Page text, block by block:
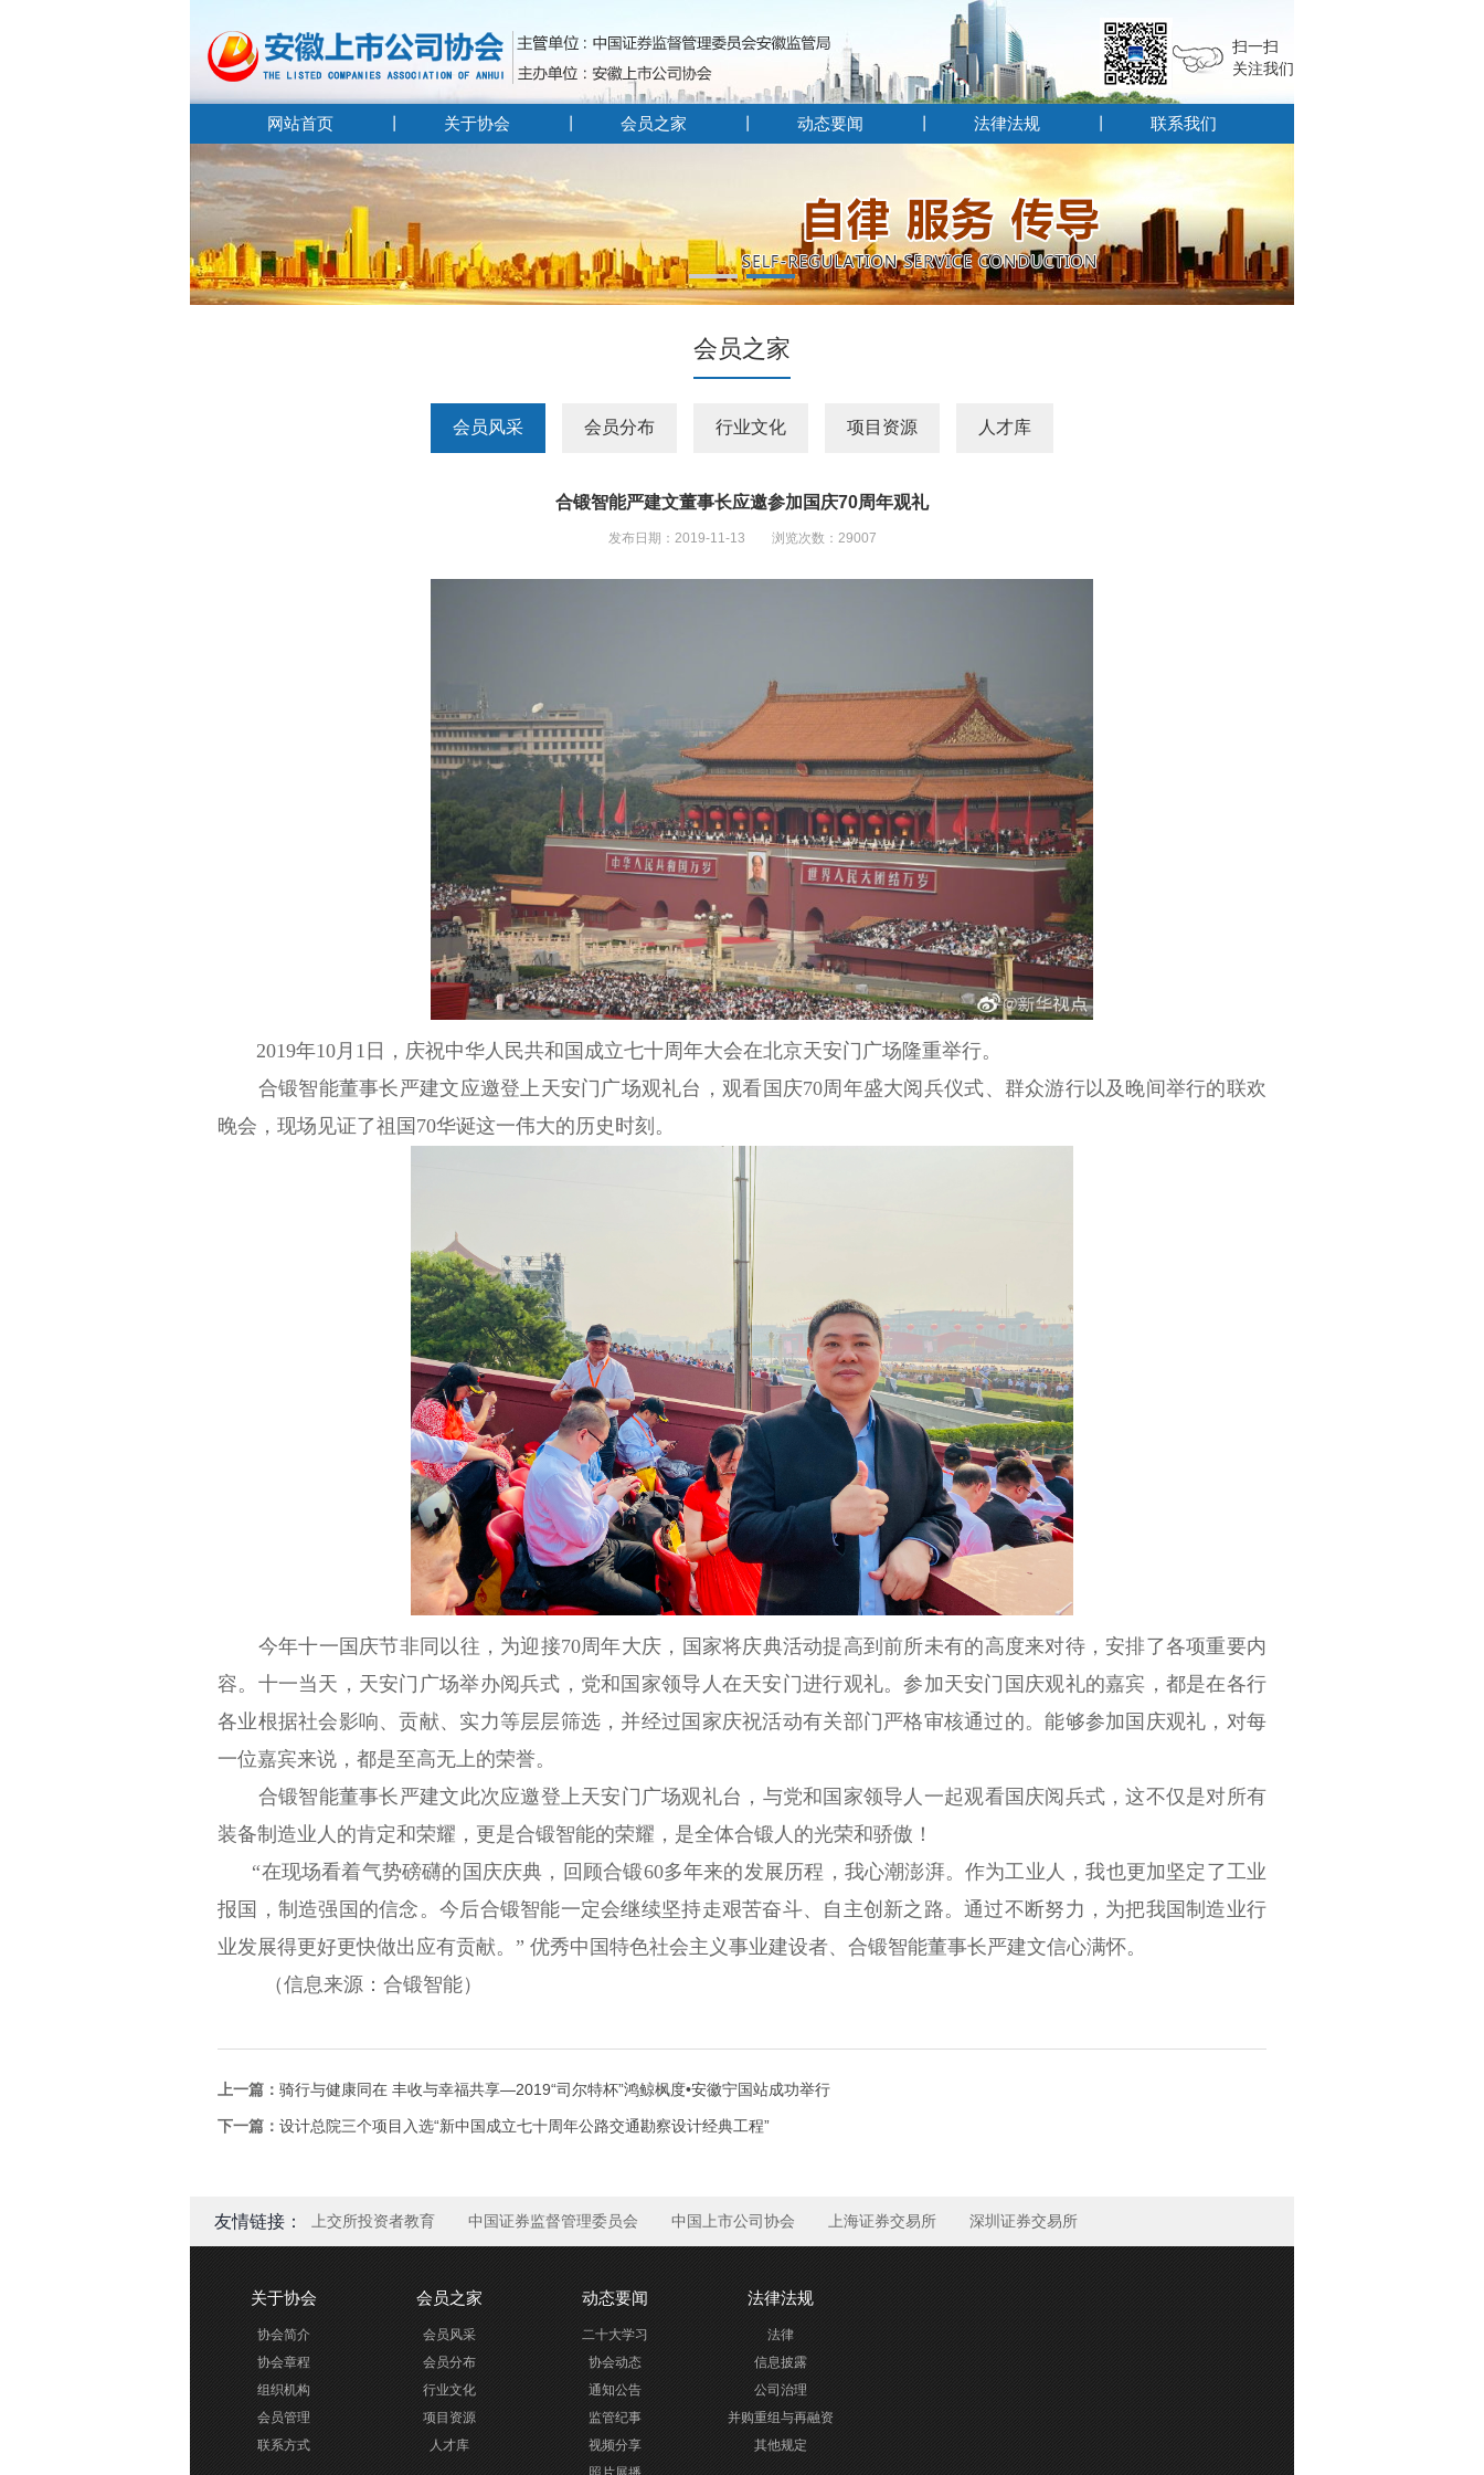
扫一扫
关注我们
网站首页 关于协会 会员之家 动态要闻 法律法规 联系我们
会员之家
会员风采 会员分布 行业文化 项目资源 人才库
合锻智能严建文董事长应邀参加国庆70周年观礼
发布日期：2019-11-13 浏览次数：29007
2019年10月 1 日，庆祝中华人民共和国成立七十周年大会在北京天安门广场隆重举行。
合锻智能董事长严建文应邀登上天安门广场观礼台，观看国庆70周年盛大阅兵仪式、群众游行以及晚间举行的联欢
晚会，现场见证了祖国 70华诞这一伟大的历史时刻。
今年十一国庆节非同以往，为迎接70周年大庆，国家将庆典活动提高到前所未有的高度来对待，安排了各项重要内
容。十一当天，天安门广场举办阅兵式，党和国家领导人在天安门进行观礼。参加天安门国庆观礼的嘉宾，都是在各行
各业根据社会影响、贡献、实力等层层筛选，并经过国家庆祝活动有关部门严格审核通过的。能够参加国庆观礼，对每
一位嘉宾来说，都是至高无上的荣誉。
合锻智能董事长严建文此次应邀登上天安门广场观礼台，与党和国家领导人一起观看国庆阅兵式，这不仅是对所有
装备制造业人的肯定和荣耀，更是合锻智能的荣耀，是全体合锻人的光荣和骄傲！
“在现场看着气势磅礴的国庆庆典，回顾合锻60多年来的发展历程，我心潮澎湃。作为工业人，我也更加坚定了工业
报国，制造强国的信念。今后合锻智能一定会继续坚持走艰苦奋斗、自主创新之路。通过不断努力，为把我国制造业行
业发展得更好更快做出应有贡献。” 优秀中国特色社会主义事业建设者、合锻智能董事长严建文信心满怀。
（信息来源：合锻智能）
上一篇： 骑行与健康同在 丰收与幸福共享—2019“司尔特杯”鸿鲸枫度•安徽宁国站成功举行
下一篇： 设计总院三个项目入选“新中国成立七十周年公路交通勘察设计经典工程”
友情链接： 上交所投资者教育 中国证券监督管理委员会 中国上市公司协会 上海证券交易所 深圳证券交易所
关于协会
协会简介
协会章程
组织机构
会员管理
联系方式
会员之家
会员风采
会员分布
行业文化
项目资源
人才库
动态要闻
二十大学习
协会动态
通知公告
监管纪事
视频分享
法律法规
法律
信息披露
公司治理
并购重组与再融资
其他规定